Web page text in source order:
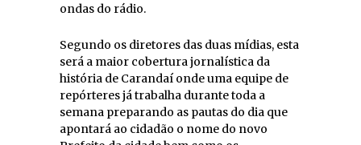
ondas do rádio.
Segundo os diretores das duas mídias, esta
será a maior cobertura jornalística da
história de Carandaí onde uma equipe de
repórteres já trabalha durante toda a
semana preparando as pautas do dia que
apontará ao cidadão o nome do novo